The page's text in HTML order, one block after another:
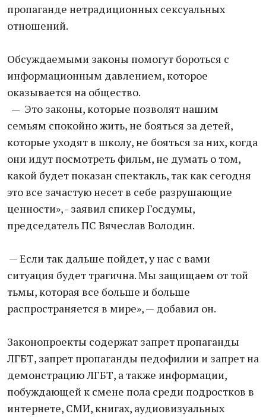
пропаганде нетрадиционных сексуальных
отношений.
Обсуждаемыми законы помогут бороться с
информационным давлением, которое
оказывается на общество.
— Это законы, которые позволят нашим
семьям спокойно жить, не бояться за детей,
которые уходят в школу, не бояться за них, когда
они идут посмотреть фильм, не думать о том,
какой будет показан спектакль, так как сегодня
это все зачастую несет в себе разрушающие
ценности», - заявил спикер Госдумы,
председатель ПС Вячеслав Володин.
— Если так дальше пойдет, у нас с вами
ситуация будет трагична. Мы защищаем от той
тьмы, которая все больше и больше
распространяется в мире», — добавил он.
Законопроекты содержат запрет пропаганды
ЛГБТ, запрет пропаганды педофилии и запрет на
демонстрацию ЛГБТ, а также информации,
побуждающей к смене пола среди подростков в
интернете, СМИ, книгах, аудиовизуальных